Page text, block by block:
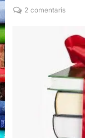
on
2 comentarisa
15
del
15